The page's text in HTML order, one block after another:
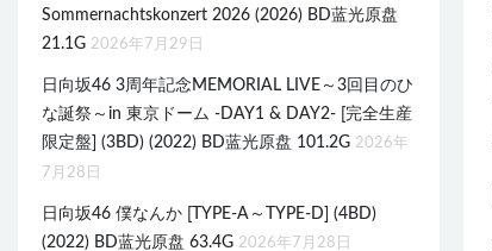
Sommernachtskonzert 2026 (2026) BD蓝光原盘
21.1G 2026年7月29日
日向坂46 3周年記念MEMORIAL LIVE～3回目のひ
な誕祭～in 東京ドーム -DAY1 & DAY2- [完全生産
限定盤] (3BD) (2022) BD蓝光原盘 101.2G 2026年
7月28日
日向坂46 僕なんか [TYPE-A～TYPE-D] (4BD)
(2022) BD蓝光原盘 63.4G 2026年7月28日